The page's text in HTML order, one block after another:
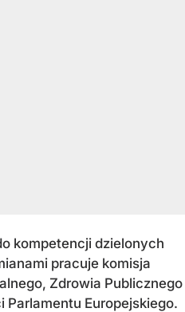
kompetencji dzielonych
pracuje komisja
Zdrowia Publicznego
Europejskiego.